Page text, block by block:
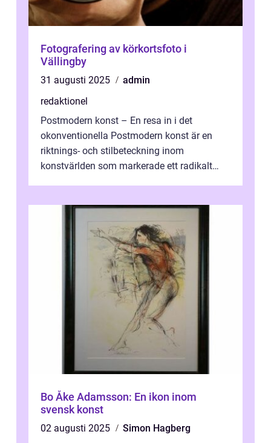
Fotografering av körkortsfoto i
Vällingby
31 augusti 2025
admin
redaktionel
Postmodern konst – En resa in i det
okonventionella Postmodern konst är en
riktnings- och stilbeteckning inom
konstvärlden som markerade ett radikalt
Bo Åke Adamsson: En ikon inom
svensk konst
02 augusti 2025
Simon Hagberg